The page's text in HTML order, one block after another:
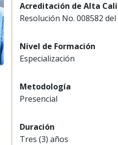
Acreditación de Alta
Resolución No. 008582
Nivel de Formación
Especialización
Metodología
Presencial
Duración
Tres (3) años